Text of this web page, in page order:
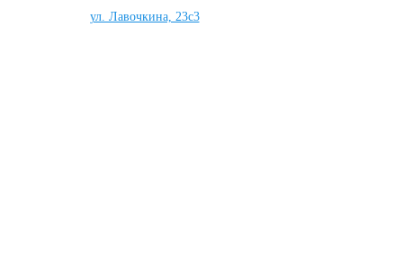
ул. Лавочкина, 23с3